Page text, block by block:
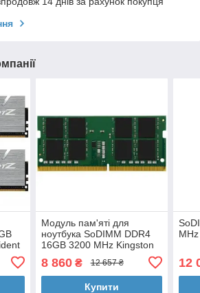
Модуль пам'яті для
ноутбука SoDIMM DDR4
16GB 3200 MHz Kingston
8 860₴ 12 657 ₴
Купити
12